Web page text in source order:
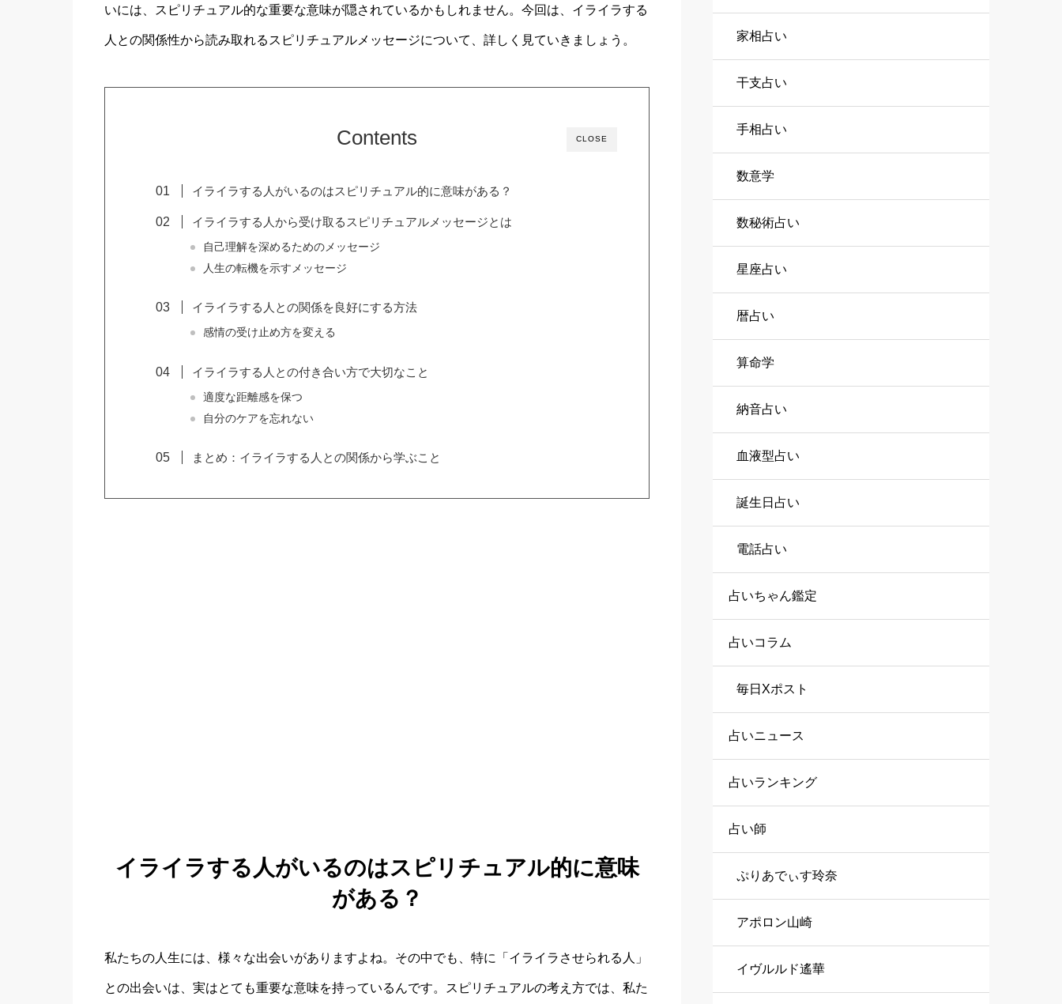
いには、スピリチュアル的な重要な意味が隠されているかもしれません。今回は、イライラする
人との関係性から読み取れるスピリチュアルメッセージについて、詳しく見ていきましょう。
CLOSE
Contents
イライラする人がいるのはスピリチュアル的に意味がある？
イライラする人から受け取るスピリチュアルメッセージとは
自己理解を深めるためのメッセージ
人生の転機を示すメッセージ
イライラする人との関係を良好にする方法
感情の受け止め方を変える
イライラする人との付き合い方で大切なこと
適度な距離感を保つ
自分のケアを忘れない
まとめ：イライラする人との関係から学ぶこと
イライラする人がいるのはスピリチュアル的に意味
がある？
私たちの人生には、様々な出会いがありますよね。その中でも、特に「イライラさせられる人」
との出会いは、実はとても重要な意味を持っているんです。スピリチュアルの考え方では、私た
家相占い
干支占い
手相占い
数意学
数秘術占い
星座占い
暦占い
算命学
納音占い
血液型占い
誕生日占い
電話占い
占いちゃん鑑定
占いコラム
毎日Xポスト
占いニュース
占いランキング
占い師
ぷりあでぃす玲奈
アポロン山崎
イヴルルド遙華